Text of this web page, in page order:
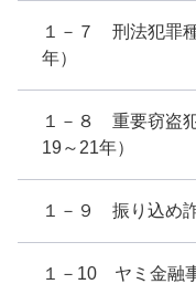
１－７ 刑法犯罪
年）
１－８ 重要窃盗
19～21年）
１－９ 振り込め
１－10 ヤミ金融